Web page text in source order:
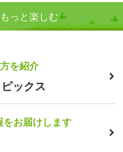
っと楽しむ
を紹介
ックス
お届けします